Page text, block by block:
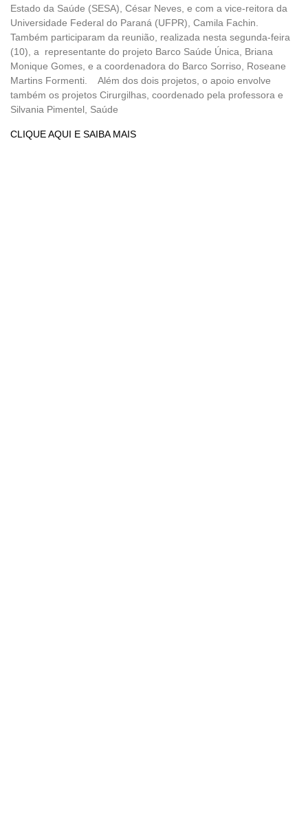
Estado da Saúde (SESA), César Neves, e com a vice-reitora da
Universidade Federal do Paraná (UFPR), Camila Fachin.
Também participaram da reunião, realizada nesta segunda-feira
(10), a representante do projeto Barco Saúde Única, Briana
Monique Gomes, e a coordenadora do Barco Sorriso, Roseane
Martins Formenti. Além dos dois projetos, o apoio envolve
também os projetos Cirurgilhas, coordenado pela professora e
Silvania Pimentel, Saúde
CLIQUE AQUI E SAIBA MAIS